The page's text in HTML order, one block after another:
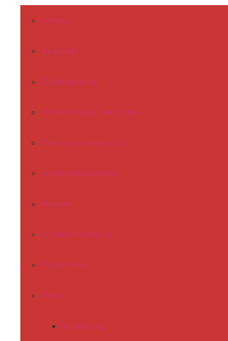
Leitbild
Kurzprofil
Schulrundgang
Förderkonzept der Schule
Team und Verwaltung
Rahmenstundenplan
Klassen
Schülermitwirkung
Förderverein
Eltern
Mitwirkung